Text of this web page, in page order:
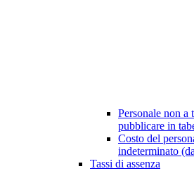
Personale non a
pubblicare in
Costo del
indeterminato
Tassi di assenza